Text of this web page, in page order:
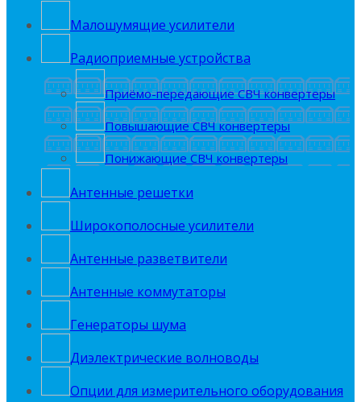
Малошумящие усилители
Радиоприемные устройства
Приёмо-передающие СВЧ конвертеры
Повышающие СВЧ конвертеры
Понижающие СВЧ конвертеры
Антенные решетки
Широкополосные усилители
Антенные разветвители
Антенные коммутаторы
Генераторы шума
Диэлектрические волноводы
Опции для измерительного оборудования